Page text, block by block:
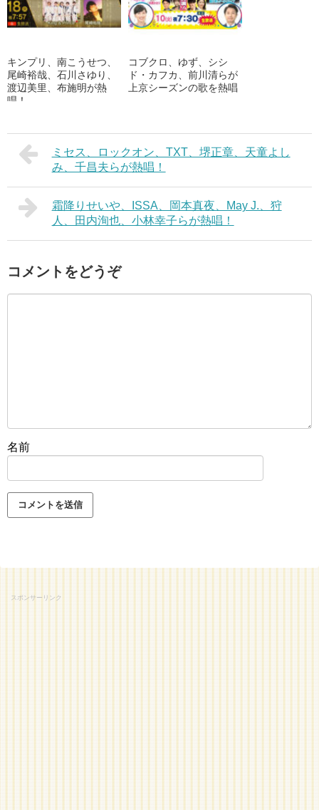
キンプリ、南こうせつ、
尾崎裕哉、石川さゆり、
渡辺美里、布施明が熱
唱！
コブクロ、ゆず、シシ
ド・カフカ、前川清らが
上京シーズンの歌を熱唱
ミセス、ロックオン、TXT、堺正章、天童よし
み、千昌夫らが熱唱！
霜降りせいや、ISSA、岡本真夜、May J.、狩
人、田内洵也、小林幸子らが熱唱！
コメントをどうぞ
名前
スポンサーリンク